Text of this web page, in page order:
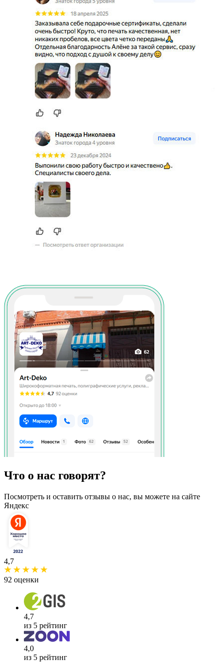
Что о нас говорят?
Посмотреть и оставить отзывы о нас, вы можете на сайте
Яндекс
4,7
92 оценки
4,7
из 5 рейтинг
4,0
из 5 рейтинг